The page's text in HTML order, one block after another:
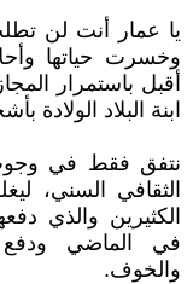
يا عمار أنت لن
وخسرت حياتها
أقبل باستمرار
ابنة البلاد
نتفق فقط في
الثقافي السني،
الكثيرين والذي
في الماضي ودفع
والخوف.